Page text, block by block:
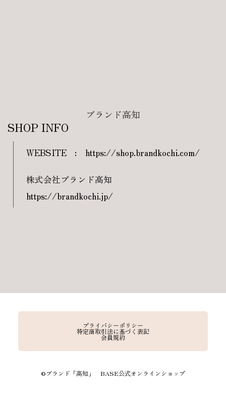
ブランド高知
SHOP INFO
WEBSITE : https://shop.brandkochi.com/
株式会社ブランド高知
https://brandkochi.jp/
プライバシーポリシー
特定商取引法に基づく表記
会員規約
©︎ブランド「高知」 BASE公式オンラインショップ